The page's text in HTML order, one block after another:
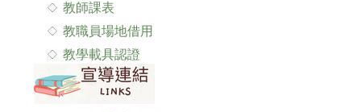
教師課表
教職員場地借用
教學載具認證